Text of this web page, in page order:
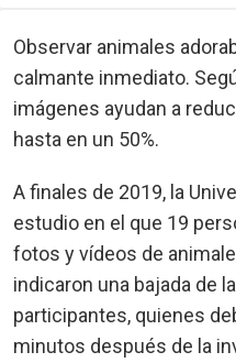
Observar animales
calmante inmediato.
imágenes ayudan a
hasta en un 50%.
A finales de 2019, la
estudio en el que 19
fotos y vídeos de
indicaron una bajada de
participantes, quienes
minutos después de la